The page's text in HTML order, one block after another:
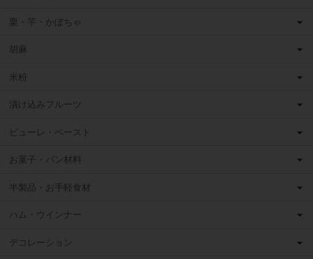
栗・芋・かぼちゃ
胡麻
米粉
漬け込みフルーツ
ピューレ・ペースト
お菓子・パン材料
半製品・お手軽食材
ハム・ウインナー
デコレーション